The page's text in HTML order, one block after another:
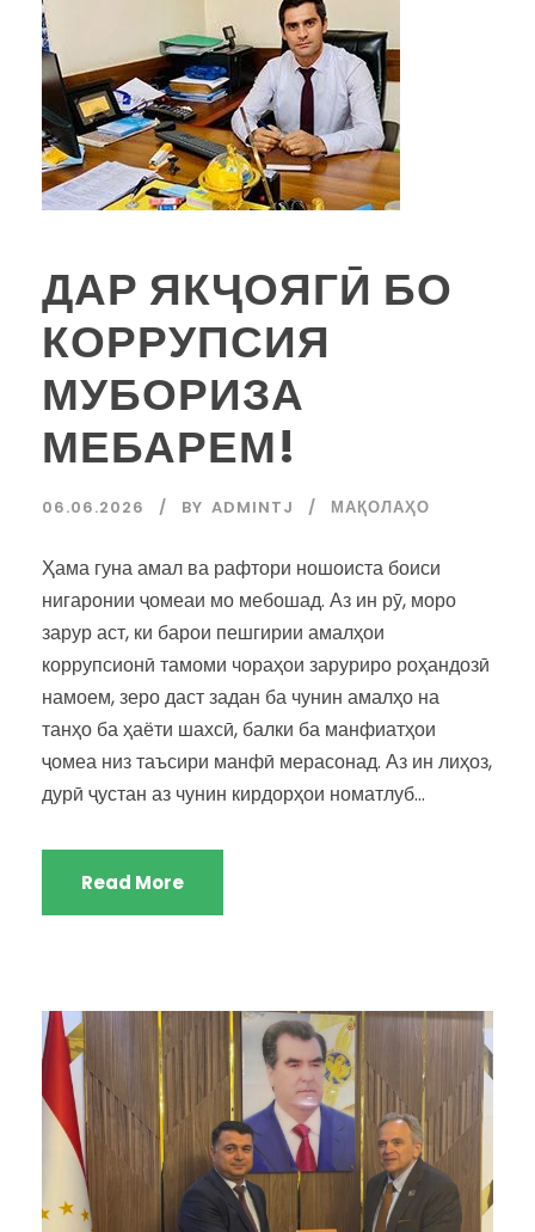
ДАР ЯКҶОЯГӢ БО
КОРРУПСИЯ
МУБОРИЗА
МЕБАРЕМ!
06.06.2026 BY ADMINTJ МАҚОЛАҲО
Ҳама гуна амал ва рафтори ношоиста боиси
нигаронии ҷомеаи мо мебошад. Аз ин рӯ, моро
зарур аст, ки барои пешгирии амалҳои
коррупсионӣ тамоми чораҳои заруриро роҳандозӣ
намоем, зеро даст задан ба чунин амалҳо на
танҳо ба ҳаёти шахсӣ, балки ба манфиатҳои
ҷомеа низ таъсири манфӣ мерасонад. Аз ин лиҳоз,
дурӣ ҷустан аз чунин кирдорҳои номатлуб...
Read More